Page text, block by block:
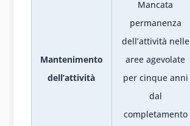
Mantenimento
dell’attività
Mancata
permanenza
dell’attività nelle
aree agevolate
per cinque anni
dal
completamento